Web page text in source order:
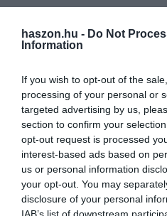
haszon.hu - Do Not
Information
If you wish to opt-out of the
processing of your personal or
targeted advertising by us,
section to confirm your
opt-out request is processed
interest-based ads based on
us or personal information
your opt-out. You may
disclosure of your personal
lakosság befektetés